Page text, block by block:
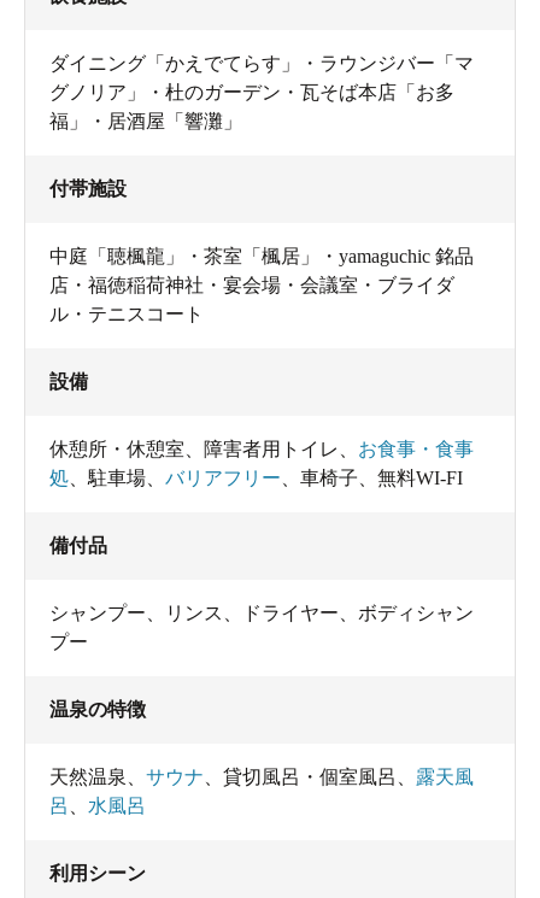
ダイニング「かえでてらす」・ラウンジバー「マ
グノリア」・杜のガーデン・瓦そば本店「お多
福」・居酒屋「響灘」
付帯施設
中庭「聴楓龍」・茶室「楓居」・yamaguchic 銘品
店・福徳稲荷神社・宴会場・会議室・ブライダ
ル・テニスコート
設備
休憩所・休憩室 障害者用トイレ
お食事・食事
処
駐車場 バリアフリー 車椅子 無料WI-FI
備付品
シャンプー リンス ドライヤー
ボディシャン
プー
温泉の特徴
天然温泉 サウナ 貸切風呂・個室風呂
露天風
呂
水風呂
利用シーン